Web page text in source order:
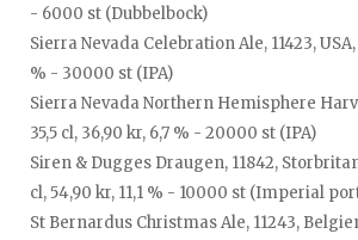
- 6000 st (Dubbelbock)
Sierra Nevada Celebration Ale, 11423, USA,
% - 30000 st (IPA)
Sierra Nevada Northern Hemisphere
35,5 cl, 36,90 kr, 6,7 % - 20000 st (IPA)
Siren & Dugges Draugen, 11842,
cl, 54,90 kr, 11,1 % - 10000 st (Imperial
St Bernardus Christmas Ale, 11243,